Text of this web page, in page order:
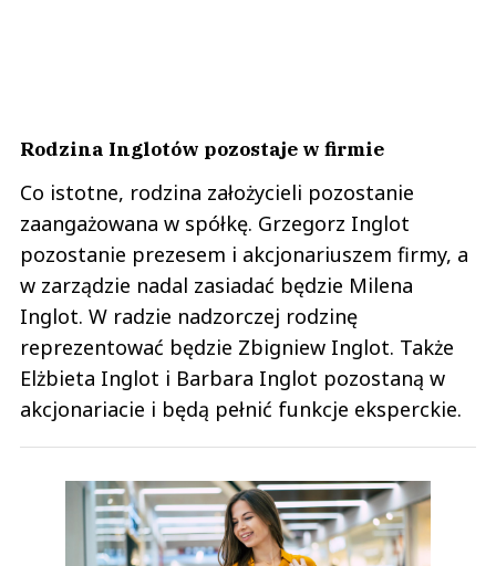
Rodzina Inglotów pozostaje w firmie
Co istotne, rodzina założycieli pozostanie
zaangażowana w spółkę. Grzegorz Inglot
pozostanie prezesem i akcjonariuszem firmy, a
w zarządzie nadal zasiadać będzie Milena
Inglot. W radzie nadzorczej rodzinę
reprezentować będzie Zbigniew Inglot. Także
Elżbieta Inglot i Barbara Inglot pozostaną w
akcjonariacie i będą pełnić funkcje eksperckie.